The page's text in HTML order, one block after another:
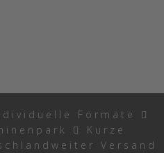
Formate
Kurze
Versand